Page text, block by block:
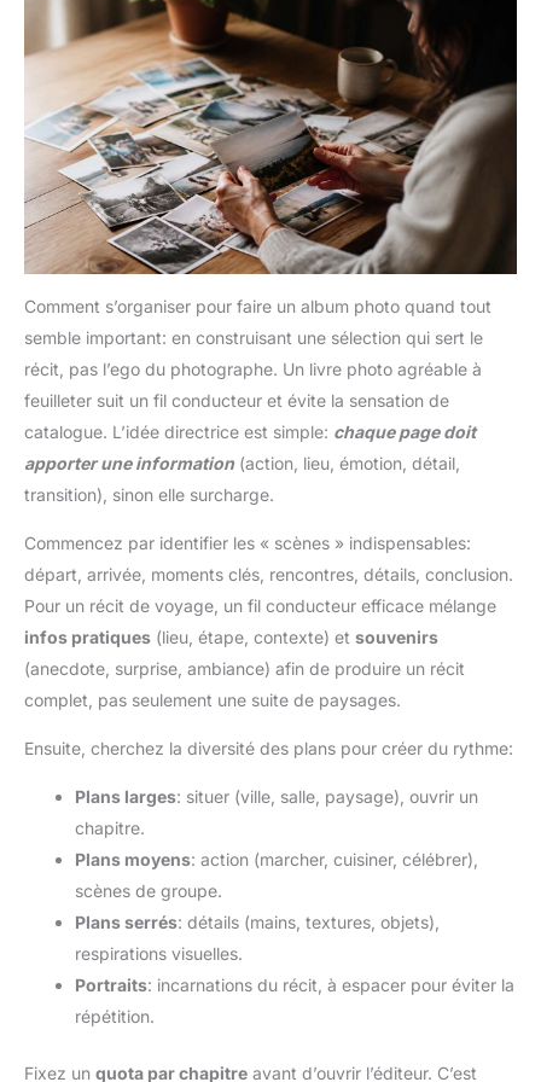
support personnalisé et toujours
prêt à vous accompagner.
support personnalisé et toujours
prêt à vous accompagner.
Comment s’organiser pour faire un album photo quand tout
semble important: en construisant une sélection qui sert le
récit, pas l’ego du photographe. Un livre photo agréable à
feuilleter suit un fil conducteur et évite la sensation de
catalogue. L’idée directrice est simple: chaque page doit
apporter une information (action, lieu, émotion, détail,
transition), sinon elle surcharge.
Commencez par identifier les « scènes » indispensables:
départ, arrivée, moments clés, rencontres, détails, conclusion.
Pour un récit de voyage, un fil conducteur efficace mélange
infos pratiques (lieu, étape, contexte) et souvenirs
(anecdote, surprise, ambiance) afin de produire un récit
complet, pas seulement une suite de paysages.
Ensuite, cherchez la diversité des plans pour créer du rythme:
Plans larges: situer (ville, salle, paysage), ouvrir un
chapitre.
Plans moyens: action (marcher, cuisiner, célébrer),
scènes de groupe.
Plans serrés: détails (mains, textures, objets),
respirations visuelles.
Portraits: incarnations du récit, à espacer pour éviter la
répétition.
Fixez un quota par chapitre avant d’ouvrir l’éditeur. C’est